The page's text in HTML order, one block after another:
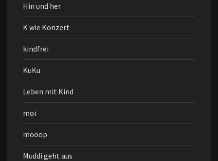
Hin und her
K wie Konzert
kindfrei
KuKu
Leben mit Kind
moi
möööp
Muddi geht aus